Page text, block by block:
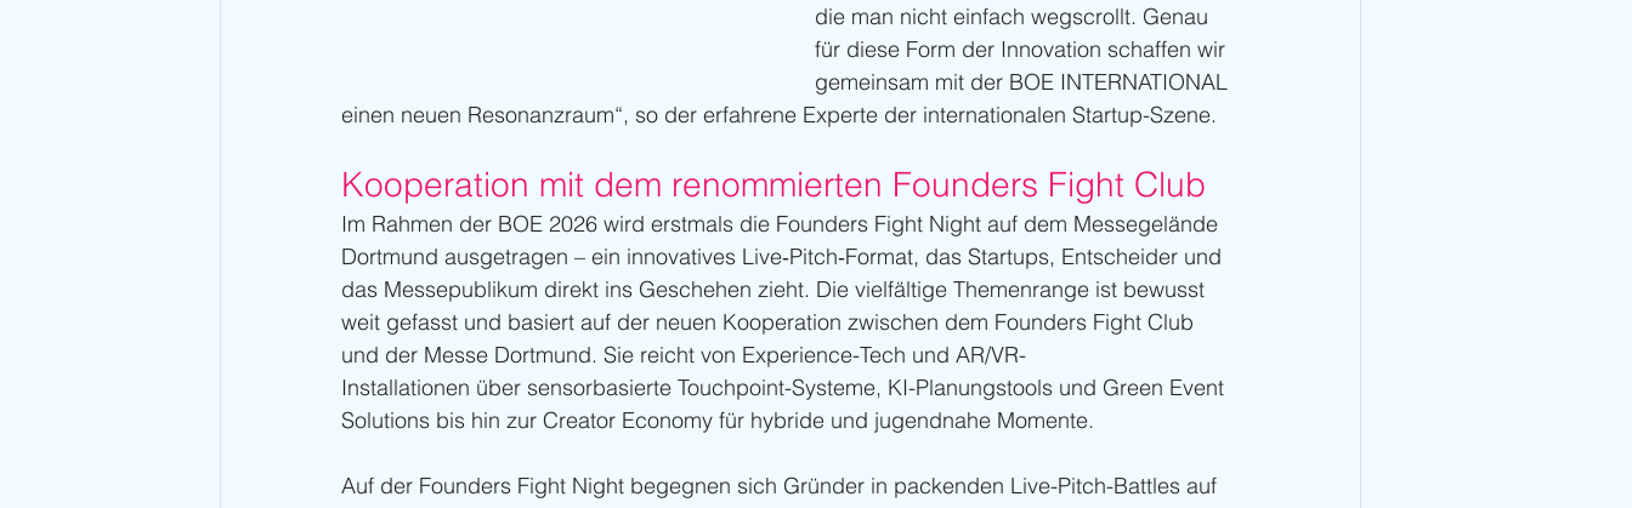
die man nicht einfach wegscrollt. Genau
für diese Form der Innovation schaffen wir
gemeinsam mit der BOE INTERNATIONAL
einen neuen Resonanzraum“, so der erfahrene Experte der internationalen Startup-Szene.
Kooperation mit dem renommierten Founders Fight Club
Im Rahmen der BOE 2026 wird erstmals die Founders Fight Night auf dem Messegelände
Dortmund ausgetragen – ein innovatives Live‑Pitch‑Format, das Startups, Entscheider und
das Messepublikum direkt ins Geschehen zieht. Die vielfältige Themenrange ist bewusst
weit gefasst und basiert auf der neuen Kooperation zwischen dem Founders Fight Club
und der Messe Dortmund. Sie reicht von Experience-Tech und AR/VR-
Installationen über sensorbasierte Touchpoint-Systeme, KI-Planungstools und Green Event
Solutions bis hin zur Creator Economy für hybride und jugendnahe Momente.
Auf der Founders Fight Night begegnen sich Gründer in packenden Live-Pitch-Battles auf